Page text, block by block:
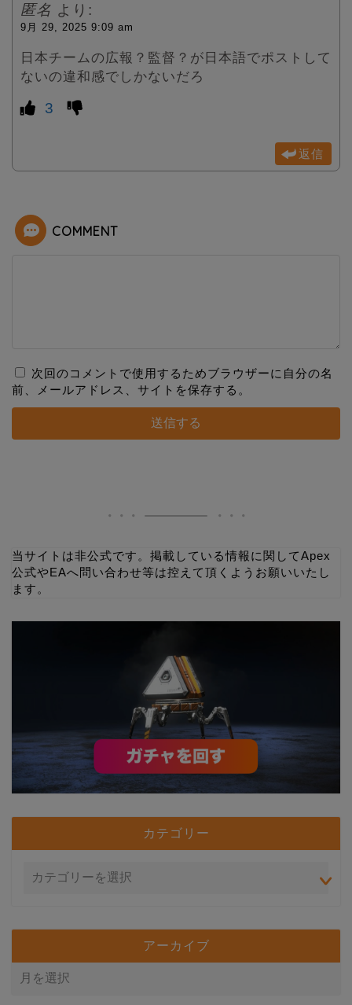
匿名 より:
9月 29, 2025 9:09 am
日本チームの広報？監督？が日本語でポストして
ないの違和感でしかないだろ
3
返信
COMMENT
次回のコメントで使用するためブラウザーに自分の名
前、メールアドレス、サイトを保存する。
当サイトは非公式です。掲載している情報に関してApex
公式やEAへ問い合わせ等は控えて頂くようお願いいたし
ます。
カテゴリー
アーカイブ